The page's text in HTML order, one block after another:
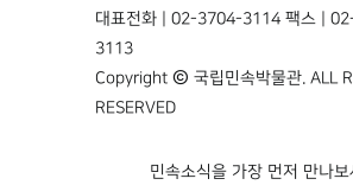
대표전화 | 02-3704-3114 팩스 |
3113
Copyright © 국립민속박물관. ALL
RESERVED
민속소식을 가장 먼저 만나보